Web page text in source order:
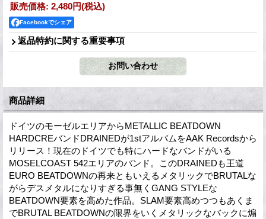
販売価格: 2,480円(税込)
Facebookでシェア
返品特約に関する重要事項
商品詳細
ドイツのモーゼルエリアからMETALLIC BEATDOWN
HARDCREバンドDRAINEDが1stアルバムをAAK Recordsから
リリース！現在のドイツでも特にハードなバンドがいる
MOSELCOAST 542エリアのバンド。このDRAINEDも王道
EURO BEATDOWNの再来ともいえるメタリックでBRUTALな
がらデスメタルになりすぎる事無くGANG STYLEな
BEATDOWN要素を高めた作品。SLAM要素高めつつもあくま
でBRUTAL BEATDOWNの限界をいくメタリックなバックに煽